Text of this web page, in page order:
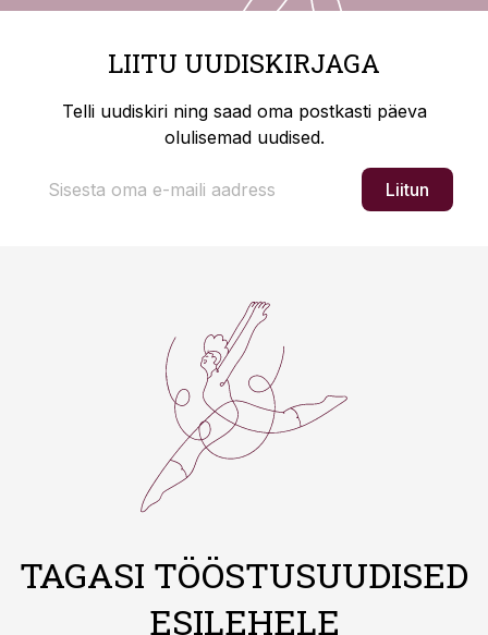
LIITU UUDISKIRJAGA
Telli uudiskiri ning saad oma postkasti päeva
olulisemad uudised.
Liitun
TAGASI TÖÖSTUSUUDISED
ESILEHELE